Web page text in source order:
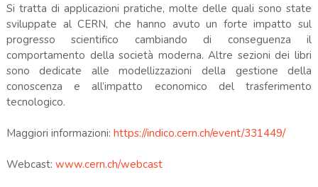
Si tratta di applicazioni pratiche, molte delle quali sono state
sviluppate al CERN, che hanno avuto un forte impatto sul
progresso scientifico cambiando di conseguenza il
comportamento della società moderna. Altre sezioni dei libri
sono dedicate alle modellizzazioni della gestione della
conoscenza e all’impatto economico del trasferimento
tecnologico.
Maggiori informazioni: https://indico.cern.ch/event/331449/
Webcast: www.cern.ch/webcast